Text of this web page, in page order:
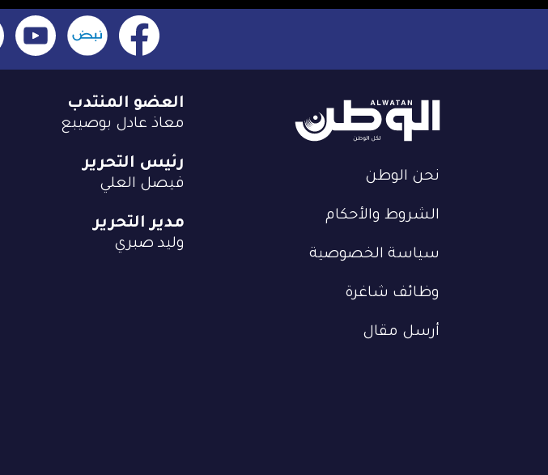
نحن الوطن
الشروط والأحكام
سياسة الخصوصية
وظائف شاغرة
أرسل مقال
العضو المنتدب
معاذ عادل بوصيبع
رئيس التحرير
فيصل العلي
مدير التحرير
وليد صبري